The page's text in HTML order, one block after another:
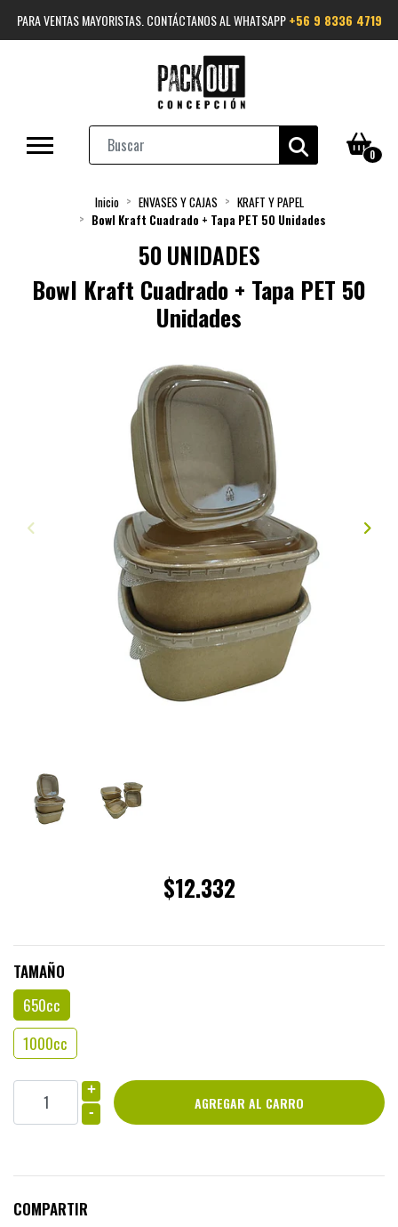
PARA VENTAS MAYORISTAS. CONTÁCTANOS AL WHATSAPP+56 9 8336 4719
0
Inicio ENVASES Y CAJAS
KRAFT Y PAPEL
Bowl Kraft Cuadrado + Tapa PET 50 Unidades
50 UNIDADES
Bowl Kraft Cuadrado + Tapa PET 50
Unidades
$12.332
TAMAÑO
650cc
1000cc
+
-
COMPARTIR